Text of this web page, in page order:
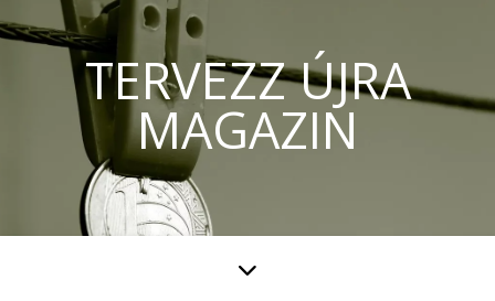
TERVEZZ ÚJRA
MAGAZIN